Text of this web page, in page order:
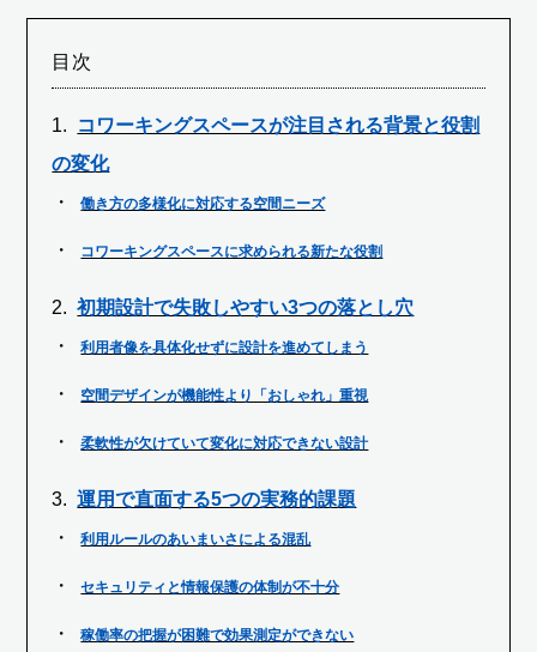
目次
コワーキングスペースが注目される背景と役割
の変化
働き方の多様化に対応する空間ニーズ
コワーキングスペースに求められる新たな役割
初期設計で失敗しやすい3つの落とし穴
利用者像を具体化せずに設計を進めてしまう
空間デザインが機能性より「おしゃれ」重視
柔軟性が欠けていて変化に対応できない設計
運用で直面する5つの実務的課題
利用ルールのあいまいさによる混乱
セキュリティと情報保護の体制が不十分
稼働率の把握が困難で効果測定ができない